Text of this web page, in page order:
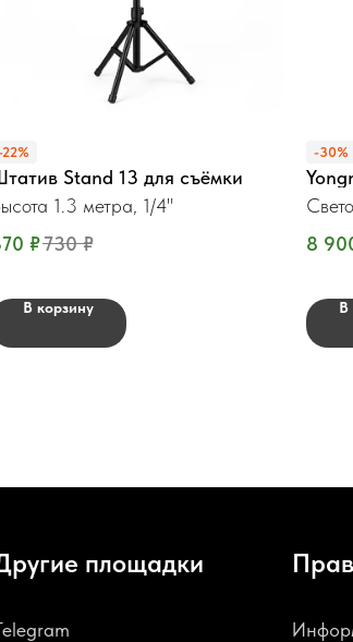
Stand 13 для съёмки
1.3 метра, 1/4"
₽730 ₽
В корзину
-30%
8
В
площадки